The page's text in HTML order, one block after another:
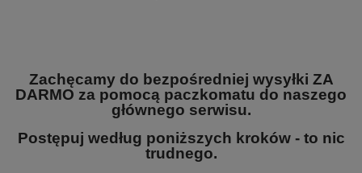
Zachęcamy do bezpośredniej wysyłki ZA
DARMO za pomocą paczkomatu do naszego
głównego serwisu.
Postępuj według poniższych kroków - to nic
trudnego.